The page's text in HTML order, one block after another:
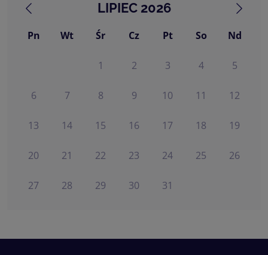
LIPIEC 2026
Pn Wt Śr Cz Pt So Nd
1 2 3 4 5
6 7 8 9 10 11 12
13 14 15 16 17 18 19
20 21 22 23 24 25 26
27 28 29 30 31